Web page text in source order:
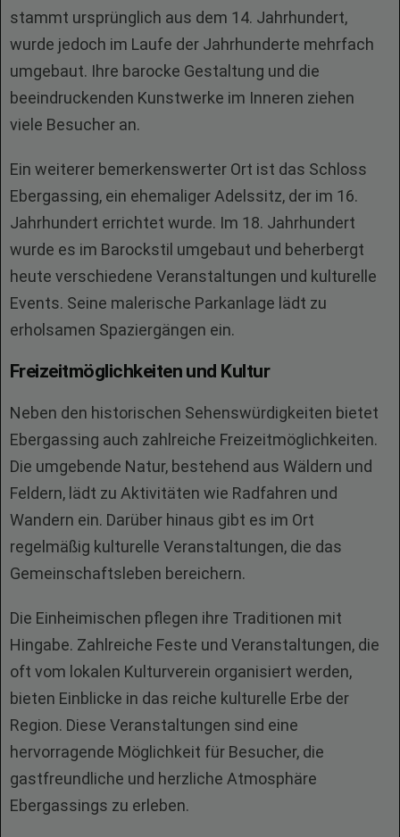
stammt ursprünglich aus dem 14. Jahrhundert,
wurde jedoch im Laufe der Jahrhunderte mehrfach
umgebaut. Ihre barocke Gestaltung und die
beeindruckenden Kunstwerke im Inneren ziehen
viele Besucher an.
Ein weiterer bemerkenswerter Ort ist das Schloss
Ebergassing, ein ehemaliger Adelssitz, der im 16.
Jahrhundert errichtet wurde. Im 18. Jahrhundert
wurde es im Barockstil umgebaut und beherbergt
heute verschiedene Veranstaltungen und kulturelle
Events. Seine malerische Parkanlage lädt zu
erholsamen Spaziergängen ein.
Freizeitmöglichkeiten und Kultur
Neben den historischen Sehenswürdigkeiten bietet
Ebergassing auch zahlreiche Freizeitmöglichkeiten.
Die umgebende Natur, bestehend aus Wäldern und
Feldern, lädt zu Aktivitäten wie Radfahren und
Wandern ein. Darüber hinaus gibt es im Ort
regelmäßig kulturelle Veranstaltungen, die das
Gemeinschaftsleben bereichern.
Die Einheimischen pflegen ihre Traditionen mit
Hingabe. Zahlreiche Feste und Veranstaltungen, die
oft vom lokalen Kulturverein organisiert werden,
bieten Einblicke in das reiche kulturelle Erbe der
Region. Diese Veranstaltungen sind eine
hervorragende Möglichkeit für Besucher, die
gastfreundliche und herzliche Atmosphäre
Ebergassings zu erleben.